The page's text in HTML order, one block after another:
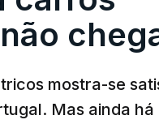
mostra-se
Mas ainda há